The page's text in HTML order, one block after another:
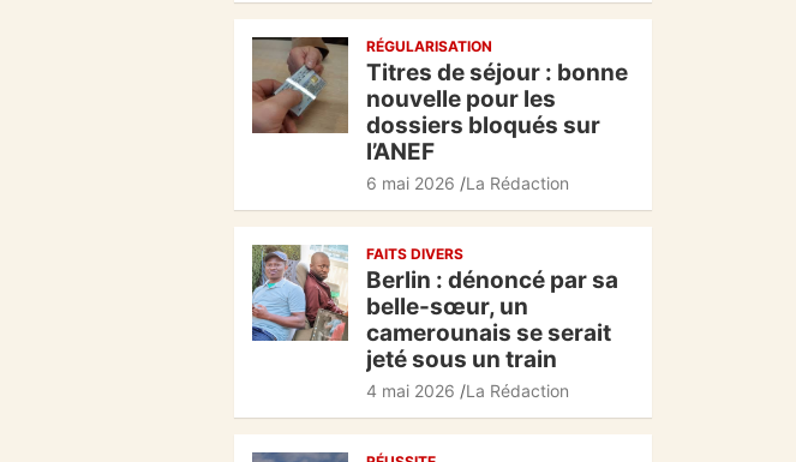
c
e
b
o
o
k
s
A
p
p
gr
a
m
g
er
RÉGULARISATION
Titres de séjour : bonne
nouvelle pour les
dossiers bloqués sur
l’ANEF
6 mai 2026 La Rédaction
FAITS DIVERS
Berlin : dénoncé par sa
belle-sœur, un
camerounais se serait
jeté sous un train
4 mai 2026 La Rédaction